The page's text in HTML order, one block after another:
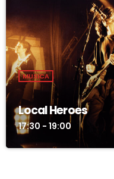
MUSICA
Local Heroes
17:30 - 19:00